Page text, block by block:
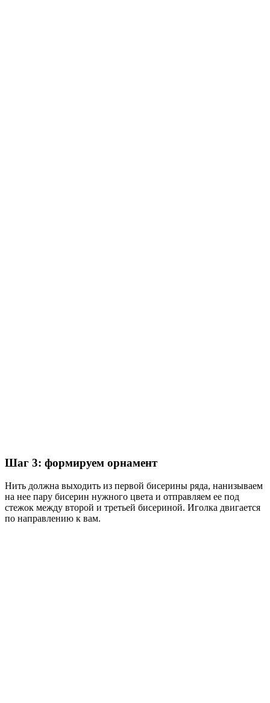
Шаг 3: формируем орнамент
Нить должна выходить из первой бисерины ряда, нанизываем
на нее пару бисерин нужного цвета и отправляем ее под
стежок между второй и третьей бисериной. Иголка двигается
по направлению к вам.